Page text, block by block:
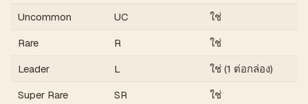
Uncommon
UC ใช่
Rare
R ใช่
Leader
L ใช่ (1 ต่อกล่อง)
Super Rare
SR ใช่